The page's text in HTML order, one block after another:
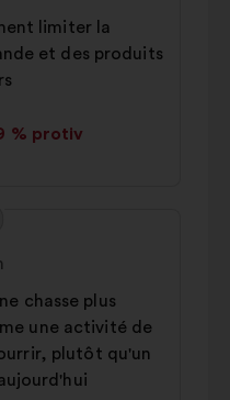
limiter la
et des produits
% protiv
chasse plus
une activité de
plutôt qu'un